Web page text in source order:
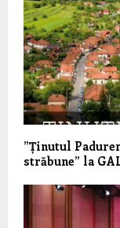
”Ținutul
străbune” la